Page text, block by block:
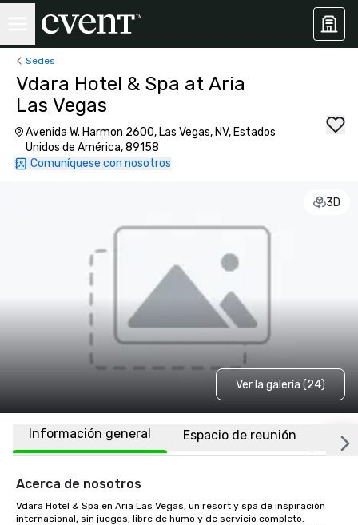
Sedes
Vdara Hotel & Spa at Aria
Las Vegas
Avenida W. Harmon 2600, Las Vegas, NV, Estados
Unidos de América, 89158
Comuníquese con nosotros
3D
Ver la galería (24)
Información general Espacio de reunión
Acerca de nosotros
Vdara Hotel & Spa en Aria Las Vegas, un resort y spa de inspiración
internacional, sin juegos, libre de humo y de servicio completo.